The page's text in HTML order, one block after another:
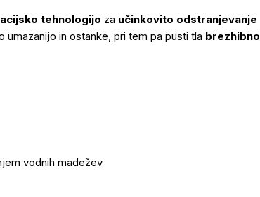
tehnologijo za učinkovito odstranjevanje
umazanijo in ostanke, pri tem pa pusti tla brezhibno
vodnih madežev